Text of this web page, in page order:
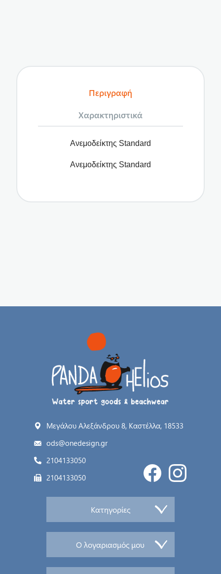
Περιγραφή
Χαρακτηριστικά
Ανεμοδείκτης Standard
Ανεμοδείκτης Standard
Μεγάλου Αλεξάνδρου 8, Καστέλλα, 18533
ods@onedesign.gr
2104133050
2104133050
Κατηγορίες
Ο λογαριασμός μου